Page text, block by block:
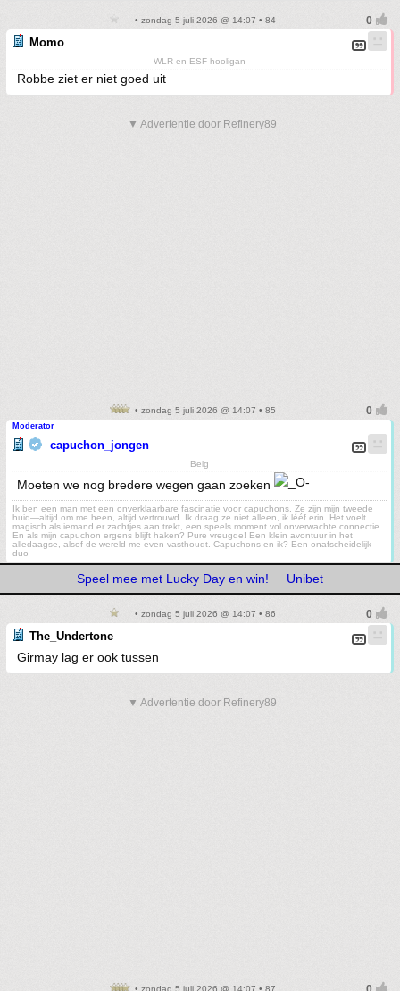
• zondag 5 juli 2026 @ 14:07 • 84
Momo
WLR en ESF hooligan
Robbe ziet er niet goed uit
▼ Advertentie door Refinery89
• zondag 5 juli 2026 @ 14:07 • 85
Moderator
capuchon_jongen
Belg
Moeten we nog bredere wegen gaan zoeken
Ik ben een man met een onverklaarbare fascinatie voor capuchons. Ze zijn mijn tweede
huid—altijd om me heen, altijd vertrouwd. Ik draag ze niet alleen, ik lééf erin. Het voelt
magisch als iemand er zachtjes aan trekt, een speels moment vol onverwachte connectie.
En als mijn capuchon ergens blijft haken? Pure vreugde! Een klein avontuur in het
alledaagse, alsof de wereld me even vasthoudt. Capuchons en ik? Een onafscheidelijk
duo
Speel mee met Lucky Day en win! Unibet
• zondag 5 juli 2026 @ 14:07 • 86
The_Undertone
Girmay lag er ook tussen
▼ Advertentie door Refinery89
• zondag 5 juli 2026 @ 14:07 • 87